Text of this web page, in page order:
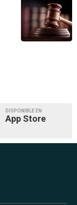
DISPONIBLE EN
App Store